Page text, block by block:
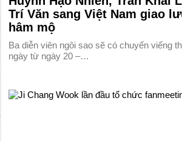
Trí Văn sang Việt Nam giao
hâm mộ
Ba diễn viên ngôi sao sẽ có chuyến viếng
ngày từ ngày 20 –…